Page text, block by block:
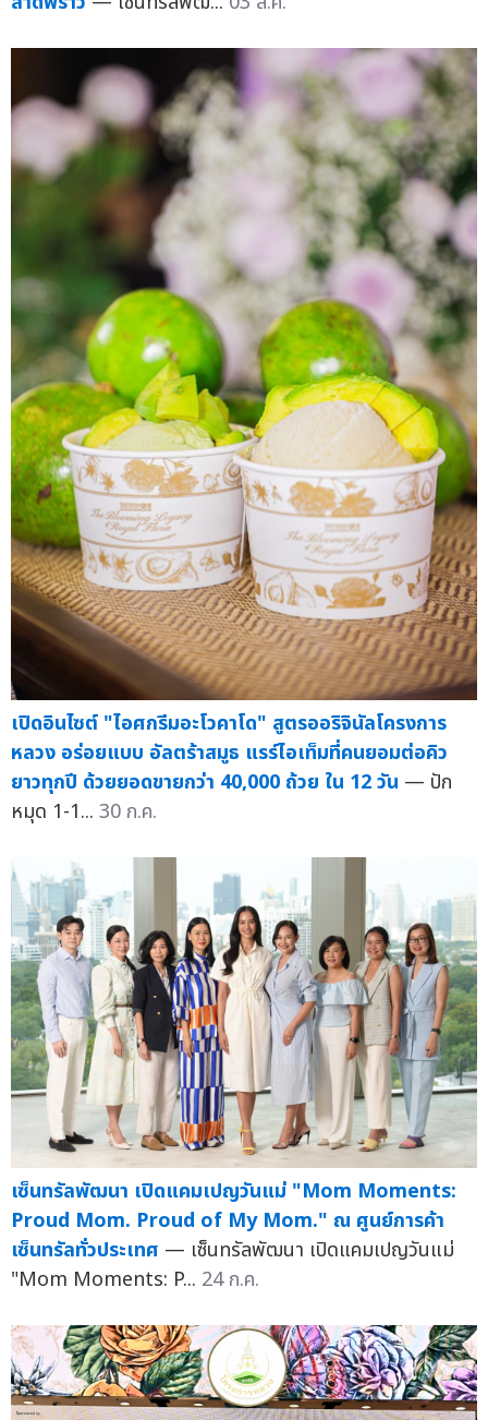
เปิดอินไซต์ "ไอศกรีมอะโวคาโด" สูตรออริจินัลโครงการ
หลวง อร่อยแบบ อัลตร้าสมูธ แรร์ไอเท็มที่คนยอมต่อคิว
ยาวทุกปี ด้วยยอดขายกว่า 40,000 ถ้วย ใน 12 วัน — ปัก
หมุด 1-1... 30 ก.ค.
เซ็นทรัลพัฒนา เปิดแคมเปญวันแม่ "Mom Moments:
Proud Mom. Proud of My Mom." ณ ศูนย์การค้า
เซ็นทรัลทั่วประเทศ — เซ็นทรัลพัฒนา เปิดแคมเปญวันแม่
"Mom Moments: P... 24 ก.ค.